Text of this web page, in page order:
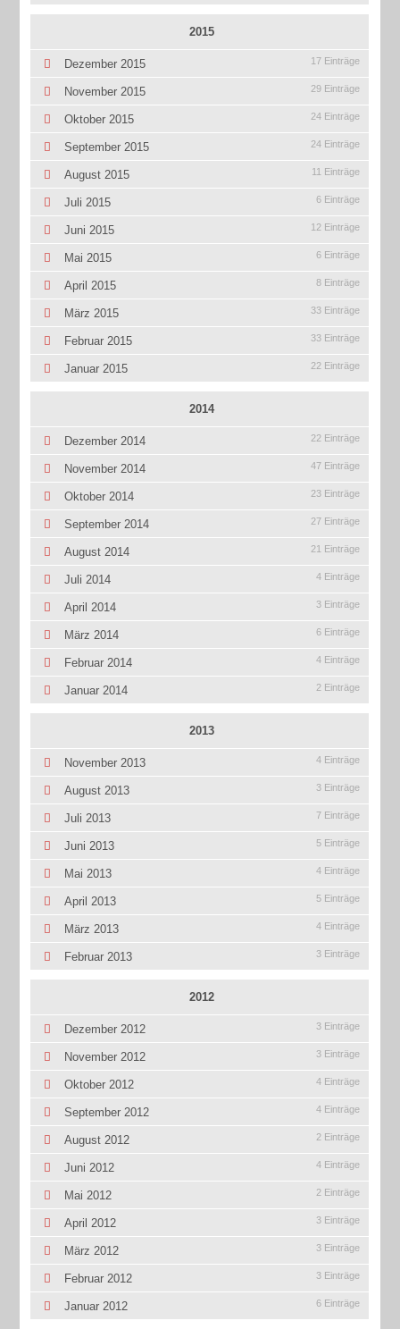
2015
Dezember 2015 17 Einträge
November 2015 29 Einträge
Oktober 2015 24 Einträge
September 2015 24 Einträge
August 2015 11 Einträge
Juli 2015 6 Einträge
Juni 2015 12 Einträge
Mai 2015 6 Einträge
April 2015 8 Einträge
März 2015 33 Einträge
Februar 2015 33 Einträge
Januar 2015 22 Einträge
2014
Dezember 2014 22 Einträge
November 2014 47 Einträge
Oktober 2014 23 Einträge
September 2014 27 Einträge
August 2014 21 Einträge
Juli 2014 4 Einträge
April 2014 3 Einträge
März 2014 6 Einträge
Februar 2014 4 Einträge
Januar 2014 2 Einträge
2013
November 2013 4 Einträge
August 2013 3 Einträge
Juli 2013 7 Einträge
Juni 2013 5 Einträge
Mai 2013 4 Einträge
April 2013 5 Einträge
März 2013 4 Einträge
Februar 2013 3 Einträge
2012
Dezember 2012 3 Einträge
November 2012 3 Einträge
Oktober 2012 4 Einträge
September 2012 4 Einträge
August 2012 2 Einträge
Juni 2012 4 Einträge
Mai 2012 2 Einträge
April 2012 3 Einträge
März 2012 3 Einträge
Februar 2012 3 Einträge
Januar 2012 6 Einträge